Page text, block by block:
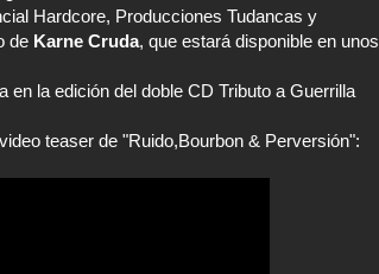
Hardcore, Producciones Tudancas y
de Karne Cruda, que estará disponible en unos
la edición del doble CD Tributo a Guerrilla
teaser de "Ruido,Bourbon & Perversión":